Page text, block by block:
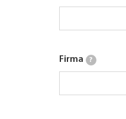
Firma ?